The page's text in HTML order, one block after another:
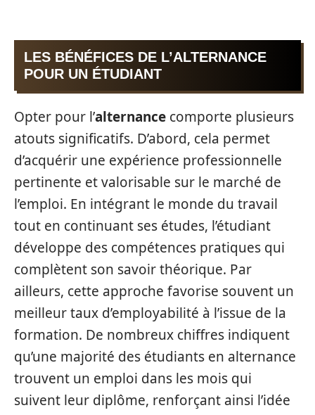
LES BÉNÉFICES DE L’ALTERNANCE
POUR UN ÉTUDIANT
Opter pour l’alternance comporte plusieurs
atouts significatifs. D’abord, cela permet
d’acquérir une expérience professionnelle
pertinente et valorisable sur le marché de
l’emploi. En intégrant le monde du travail
tout en continuant ses études, l’étudiant
développe des compétences pratiques qui
complètent son savoir théorique. Par
ailleurs, cette approche favorise souvent un
meilleur taux d’employabilité à l’issue de la
formation. De nombreux chiffres indiquent
qu’une majorité des étudiants en alternance
trouvent un emploi dans les mois qui
suivent leur diplôme, renforçant ainsi l’idée